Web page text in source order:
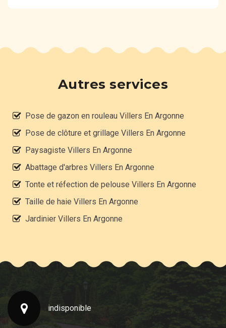
Autres services
Pose de gazon en rouleau Villers En Argonne
Pose de clôture et grillage Villers En Argonne
Paysagiste Villers En Argonne
Abattage d'arbres Villers En Argonne
Tonte et réfection de pelouse Villers En Argonne
Taille de haie Villers En Argonne
Jardinier Villers En Argonne
indisponible